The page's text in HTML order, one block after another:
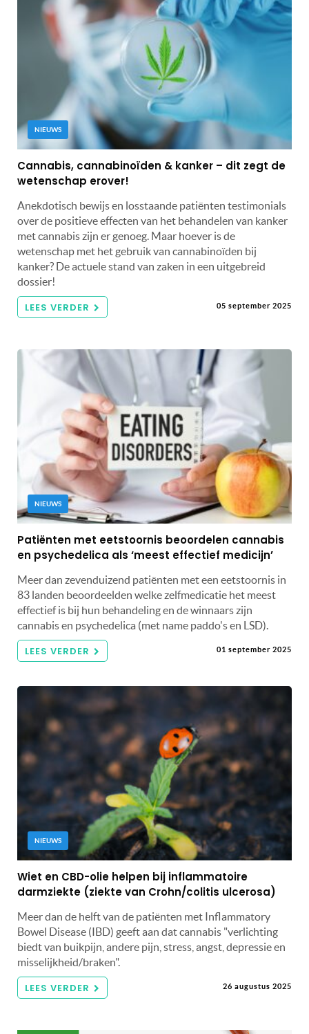
NIEUWS
Cannabis, cannabinoïden & kanker – dit zegt de
wetenschap erover!
Anekdotisch bewijs en losstaande patiënten testimonials
over de positieve effecten van het behandelen van kanker
met cannabis zijn er genoeg. Maar hoever is de
wetenschap met het gebruik van cannabinoïden bij
kanker? De actuele stand van zaken in een uitgebreid
dossier!
LEES VERDER 05 september 2025
NIEUWS
Patiënten met eetstoornis beoordelen cannabis
en psychedelica als ‘meest effectief medicijn’
Meer dan zevenduizend patiënten met een eetstoornis in
83 landen beoordeelden welke zelfmedicatie het meest
effectief is bij hun behandeling en de winnaars zijn
cannabis en psychedelica (met name paddo's en LSD).
LEES VERDER 01 september 2025
NIEUWS
Wiet en CBD-olie helpen bij inflammatoire
darmziekte (ziekte van Crohn/colitis ulcerosa)
Meer dan de helft van de patiënten met Inflammatory
Bowel Disease (IBD) geeft aan dat cannabis "verlichting
biedt van buikpijn, andere pijn, stress, angst, depressie en
misselijkheid/braken".
LEES VERDER 26 augustus 2025